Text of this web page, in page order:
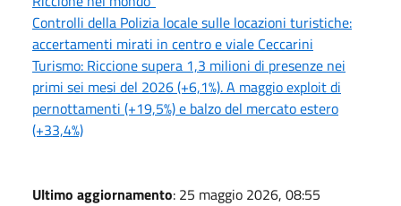
Controlli della Polizia locale sulle locazioni turistiche:
accertamenti mirati in centro e viale Ceccarini
Turismo: Riccione supera 1,3 milioni di presenze nei
primi sei mesi del 2026 (+6,1%). A maggio exploit di
pernottamenti (+19,5%) e balzo del mercato estero
(+33,4%)
Ultimo aggiornamento: 25 maggio 2026, 08:55